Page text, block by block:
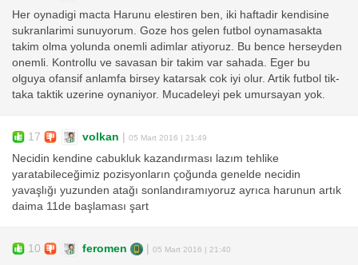
Her oynadigi macta Harunu elestiren ben, iki haftadir kendisine
sukranlarimi sunuyorum. Goze hos gelen futbol oynamasakta
takim olma yolunda onemli adimlar atiyoruz. Bu bence herseyden
onemli. Kontrollu ve savasan bir takim var sahada. Eger bu
olguya ofansif anlamfa birsey katarsak cok iyi olur. Artik futbol tik-
taka taktik uzerine oynaniyor. Mucadeleyi pek umursayan yok.
17 volkan 05 Mart 2016 | 21:49
Necidin kendine cabukluk kazandırması lazım tehlike
yaratabileceğimiz pozisyonların çoğunda genelde necidin
yavaşlığı yuzunden atağı sonlandıramıyoruz ayrıca harunun artık
daima 11de başlaması şart
10 feromen 05 Mart 2016 | 21:40